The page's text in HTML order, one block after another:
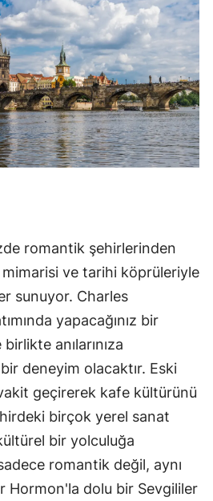
romantik şehirlerinden
ve tarihi köprüleriyle
sunuyor. Charles
yapacağınız bir
anılarınıza
deneyim olacaktır. Eski
geçirerek kafe kültürünü
birçok yerel sanat
bir yolculuğa
romantik değil, aynı
Hormon'la dolu bir Sevgililer